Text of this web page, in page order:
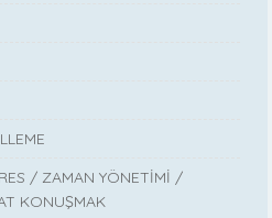
/ ZAMAN YÖNETİMİ /
KONUŞMAK